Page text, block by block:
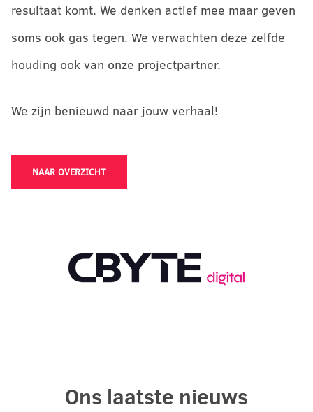
resultaat komt. We denken actief mee maar geven
soms ook gas tegen. We verwachten deze zelfde
houding ook van onze projectpartner.
We zijn benieuwd naar jouw verhaal!
NAAR OVERZICHT
Ons laatste nieuws